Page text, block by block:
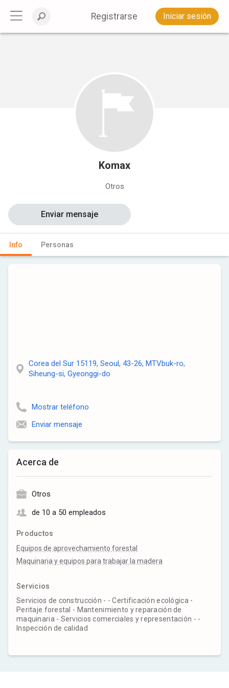
Registrarse Iniciar sesión
Komax
Otros
Info Personas
Enviar mensaje
Acerca de
Otros
de 10 a 50 empleados
Productos
Equipos de aprovechamiento forestal
Maquinaria y equipos para trabajar la madera
Servicios
Servicios de construcción - - Certificación ecológica -
Peritaje forestal - Mantenimiento y reparación de
maquinaria - Servicios comerciales y representación - -
Inspección de calidad
Corea del Sur 15119, Seoul, 43-26, MTVbuk-ro,
Siheung-si, Gyeonggi-do
Mostrar teléfono
Enviar mensaje